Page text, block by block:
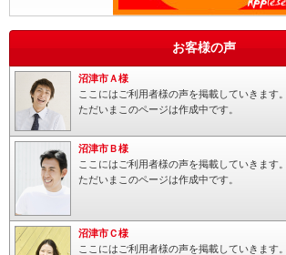
お客様の声
沼津市Ａ様
ここにはご利用者様の声を掲載していきます。
ただいまこのページは作成中です。
沼津市Ｂ様
ここにはご利用者様の声を掲載していきます。
ただいまこのページは作成中です。
沼津市Ｃ様
ここにはご利用者様の声を掲載していきます。